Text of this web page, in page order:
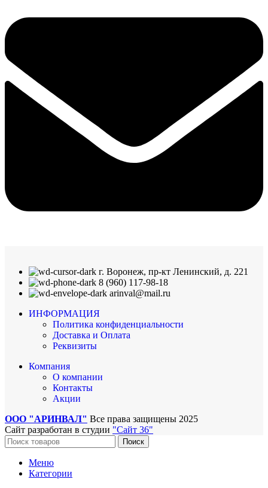
г. Воронеж, пр-кт Ленинский, д. 221
8 (960) 117-98-18
arinval@mail.ru
ИНФОРМАЦИЯ
Политика конфиденциальности
Доставка и Оплата
Реквизиты
Компания
О компании
Контакты
Акции
ООО "АРИНВАЛ" Все права защищены 2025
Сайт разработан в студии "Сайт 36"
Поиск
Меню
Категории